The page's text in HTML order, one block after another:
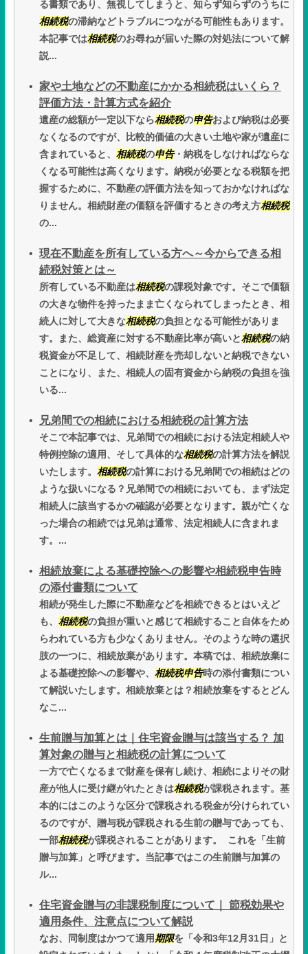
る書類であり、無視してしまうと、知らず知らずのうちに
相続税の滞納などトラブルにつながる可能性もあります。
本記事では相続税のお尋ねが届いた際の対処法について解
説...
家や土地などの不動産にかかる相続税はいくら？
評価方法・計算方式を紹介
遺産の総額が一定以下なら相続税の申告および納税は必要
なくなるのですが、比較的価値の大きい土地や家が遺産に
含まれていると、 相続税の申告・納税をしなければならな
くなる可能性は高くなります。納税が必要となる税額を把
握するために、不動産の評価方法を知っておかなければな
りません。相続財産の価額を評価するときの考え方相続税
の...
現在不動産を所有している方へ～今からできる相
続税対策とは～
所有している不動産は相続税の課税対象です。そこで価額
の大きな物件を持ったまま亡くなられてしまったとき、相
続人に対して大きな相続税の負担となる可能性がありま
す。また、総資産に対する不動産比率が高いと相続税の納
税資金が不足して、相続財産を売却しないと納税できない
ことになり、また、相続人の固有資金から納税の負担を強
いる...
兄弟間での相続における相続税の計算方法
そこで本記事では、兄弟間での相続における法定相続人や
特例控除の適用、そして具体的な相続税の計算方法を解説
いたします。 相続税の計算における兄弟間での相続はどの
ような扱いになる？兄弟間での相続においても、まず法定
相続人に該当するかの確認が必要となります。親が亡くな
った場合の相続では兄弟は通常、法定相続人に含まれま
す。...
相続放棄による基礎控除への影響や相続税申告時
の添付書類について
相続が発生した際に不動産などを相続できるとはいえど
も、 相続税の負担が重いと感じて相続すること自体をため
らわれている方も少なくありません。そのような時の選択
肢の一つに、相続放棄があります。本稿では、相続放棄に
よる基礎控除への影響や、 相続税申告時の添付書類につい
て解説いたします。相続放棄とは？相続放棄をするとどん
なこ...
生前贈与加算とは｜住宅資金贈与は該当する？ 加
算対象の贈与と相続税の計算について
一方で亡くなるまで財産を保有し続け、相続によりその財
産が他人に受け継がれたときは相続税が課税されます。基
本的にはこのような区分で課税される税金が分けられてい
るのですが、贈与税が課税される生前の贈与であっても、
一部相続税が課税されることがあります。 これを「生前
贈与加算」と呼びます。当記事ではこの生前贈与加算の
ル...
住宅資金贈与の非課税制度について｜ 節税効果や
適用条件、注意点について解説
なお、同制度はかつて適用期限を「令和3年12月31日」と